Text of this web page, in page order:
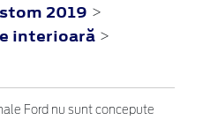
2019 >
interioară >
Ford nu sunt concepute